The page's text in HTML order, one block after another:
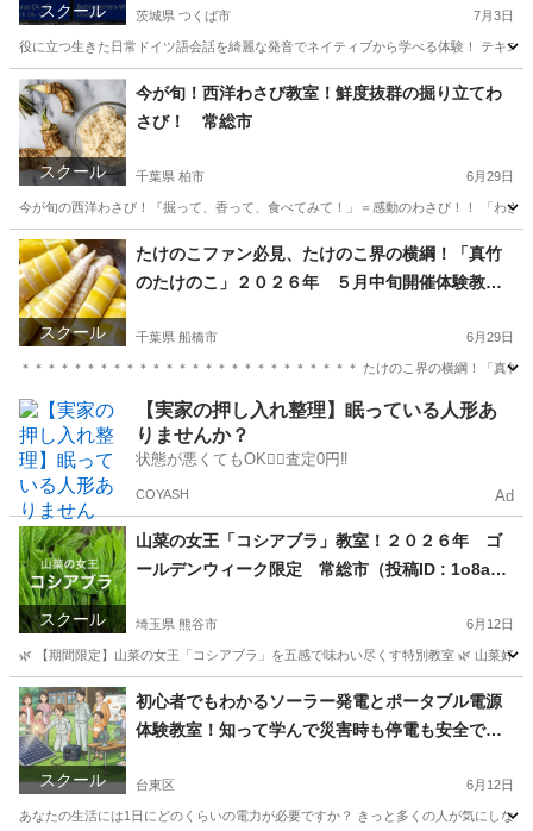
スクール 茨城県 つくば市 7月3日
役に立つ生きた日常ドイツ語会話を綺麗な発音でネイティブから学べる体験！ テキ
茨城 つくば市 その他語学 東京 港区 その他語学
ドイツ語
スクール
今が旬！西洋わさび教室！鮮度抜群の掘り立てわ
さび！ 常総市
千葉県 柏市 6月29日
今が旬の西洋わさび！『掘って、香って、食べてみて！」＝感動のわさび！！ 「わ
千葉 柏市 生活知識
スクール
たけのこファン必見、たけのこ界の横綱！「真竹
のたけのこ」２０２６年 ５月中旬開催体験教室
千葉県 船橋市 6月29日
＊＊＊＊＊＊＊＊＊＊＊＊＊＊＊＊＊＊＊＊＊＊＊＊＊＊ たけのこ界の横綱！「真
千葉 船橋市 生活知識
【実家の押し入れ整理】眠っている人形あ
りませんか？
状態が悪くてもOK🙆‍♀️査定0円‼️
COYASH Ad
スクール
山菜の女王「コシアブラ」教室！２０２６年 ゴ
ールデンウィーク限定 常総市（投稿ID : 1o8aw
埼玉県 熊谷市 6月12日
🌿 【期間限定】山菜の女王「コシアブラ」を五感で味わい尽くす特別教室 🌿 山菜好
埼玉 熊谷市 生活知識
スクール
初心者でもわかるソーラー発電とポータブル電源
体験教室！知って学んで災害時も停電も安全で安
台東区 6月12日
あなたの生活には1日にどのくらいの電力が必要ですか？ きっと多くの人が気にしな